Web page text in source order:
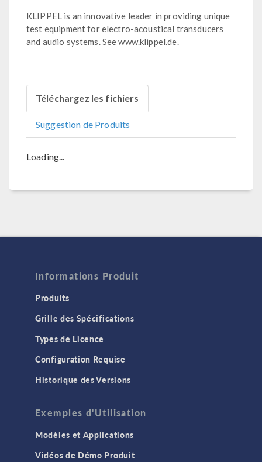
KLIPPEL is an innovative leader in providing unique
test equipment for electro-acoustical transducers
and audio systems. See www.klippel.de.
Téléchargez les fichiers
Suggestion de Produits
Loading...
Informations Produit
Produits
Grille des Spécifications
Types de Licence
Configuration Requise
Historique des Versions
Exemples d'Utilisation
Modèles et Applications
Vidéos de Démo Produit